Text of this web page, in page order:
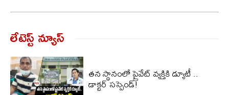
లేటెస్ట్ న్యూస్‌
తన స్థానంలో ప్రైవేట్ వ్యక్తికి డ్యూటీ ..
డాక్టర్​ సస్పెండ్!